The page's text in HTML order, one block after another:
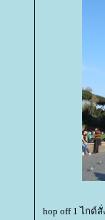
hop off 1 ไกด์